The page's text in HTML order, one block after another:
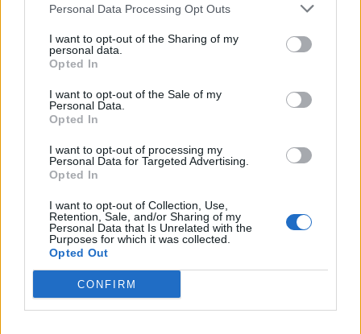
Personal Data Processing Opt Outs
I want to opt-out of the Sharing of my
personal data.
Opted In
I want to opt-out of the Sale of my
Personal Data.
Opted In
I want to opt-out of processing my
Personal Data for Targeted Advertising.
Opted In
I want to opt-out of Collection, Use,
Retention, Sale, and/or Sharing of my
Personal Data that Is Unrelated with the
Purposes for which it was collected.
Opted Out
CONFIRM
Agosto
Lu Ma Mi Ju Vi
Do
3
4 5 6 7
9
10
11
17
18 19 20 21
23
24
25
31
Festividad de la Asunción de la Virgen
Septiembre
Lu Ma Mi Ju